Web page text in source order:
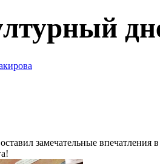
замечательные впечатления